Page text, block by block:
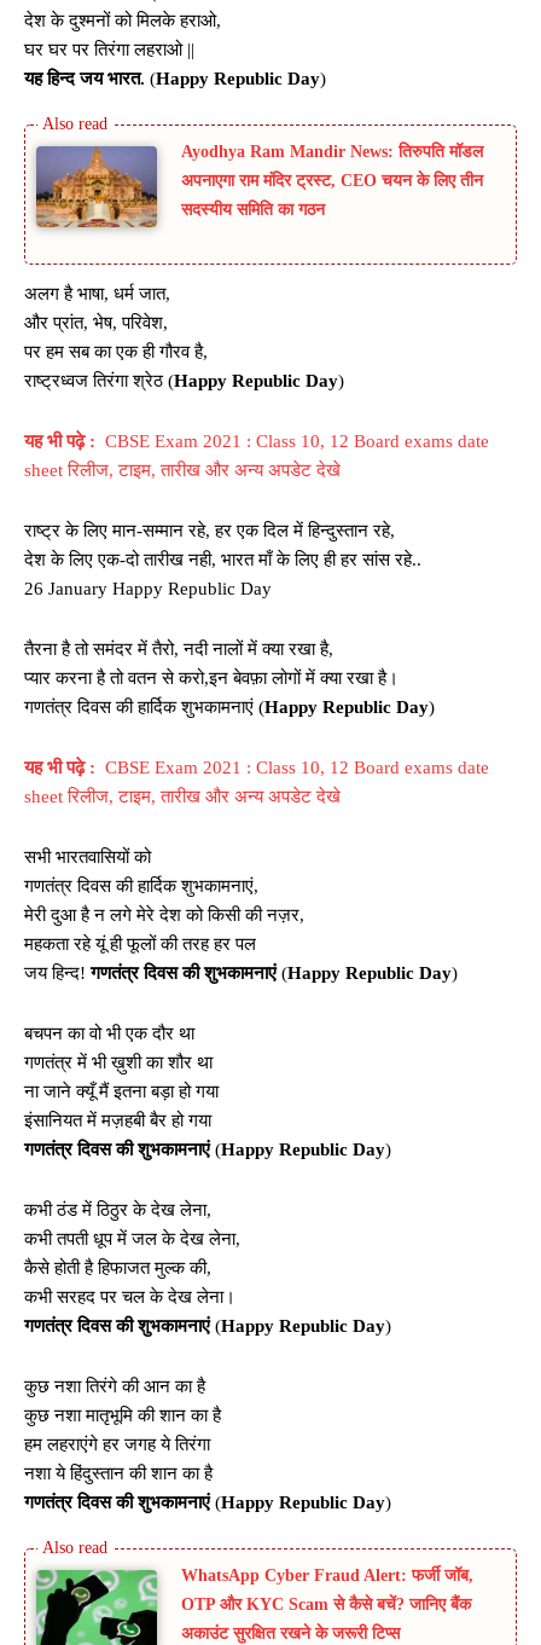
देश के दुश्मनों को मिलके हराओ,
घर घर पर तिरंगा लहराओ ||
यह हिन्द जय भारत. (Happy Republic Day)
Ayodhya Ram Mandir News: तिरुपति मॉडल
अपनाएगा राम मंदिर ट्रस्ट, CEO चयन के लिए तीन
सदस्यीय समिति का गठन
अलग है भाषा, धर्म जात,
और प्रांत, भेष, परिवेश,
पर हम सब का एक ही गौरव है,
राष्ट्रध्वज तिरंगा श्रेठ (Happy Republic Day)
यह भी पढ़े : CBSE Exam 2021 : Class 10, 12 Board exams date
sheet रिलीज, टाइम, तारीख और अन्य अपडेट देखे
राष्ट्र के लिए मान-सम्मान रहे, हर एक दिल में हिन्दुस्तान रहे,
देश के लिए एक-दो तारीख नही, भारत माँ के लिए ही हर सांस रहे..
26 January Happy Republic Day
तैरना है तो समंदर में तैरो, नदी नालों में क्या रखा है,
प्यार करना है तो वतन से करो,इन बेवफ़ा लोगों में क्या रखा है।
गणतंत्र दिवस की हार्दिक शुभकामनाएं (Happy Republic Day)
यह भी पढ़े : CBSE Exam 2021 : Class 10, 12 Board exams date
sheet रिलीज, टाइम, तारीख और अन्य अपडेट देखे
सभी भारतवासियों को
गणतंत्र दिवस की हार्दिक शुभकामनाएं,
मेरी दुआ है न लगे मेरे देश को किसी की नज़र,
महकता रहे यूं ही फूलों की तरह हर पल
जय हिन्द!गणतंत्र दिवस की शुभकामनाएं(Happy Republic Day)
बचपन का वो भी एक दौर था
गणतंत्र में भी ख़ुशी का शौर था
ना जाने क्यूँ मैं इतना बड़ा हो गया
इंसानियत में मज़हबी बैर हो गया
गणतंत्र दिवस की शुभकामनाएं(Happy Republic Day)
कभी ठंड में ठिठुर के देख लेना,
कभी तपती धूप में जल के देख लेना,
कैसे होती है हिफाजत मुल्क की,
कभी सरहद पर चल के देख लेना।
गणतंत्र दिवस की शुभकामनाएं(Happy Republic Day)
कुछ नशा तिरंगे की आन का है
कुछ नशा मातृभूमि की शान का है
हम लहराएंगे हर जगह ये तिरंगा
नशा ये हिंदुस्तान की शान का है
गणतंत्र दिवस की शुभकामनाएं(Happy Republic Day)
WhatsApp Cyber Fraud Alert: फर्जी जॉब,
OTP और KYC Scam से कैसे बचें? जानिए बैंक
अकाउंट सुरक्षित रखने के जरूरी टिप्स